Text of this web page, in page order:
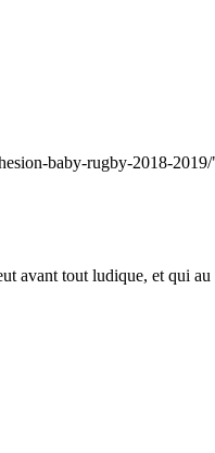
baby-rugby-2018-
avant tout ludique, et qui